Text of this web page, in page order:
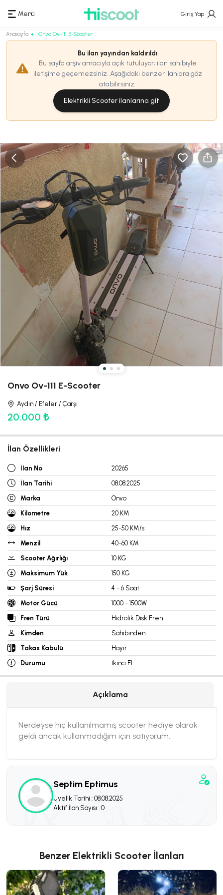
Menü Giriş Yap
Anasayfa Onvo Ov-111 E-Scooter
Bu ilan yayından kaldırıldı
Bu sayfa arşiv amacıyla açık tutuluyor; ilan sahibiyle
iletişime geçemezsiniz. Aşağıdaki benzer ilanlara göz
atabilirsiniz.
Elektrikli Scooter ilanlarına git
Onvo Ov-111 E-Scooter
Aydın / Efeler / Çarşı
20.000 ₺
İlan Özellikleri
İlan No
20265
İlan Tarihi
08.08.2025
Marka
Onvo
Kilometre
20 KM
Hız
25-50 KM/s
Menzil
40-60 KM
Scooter Ağırlığı
10 KG
Maksimum Yük
150 KG
Şarj Süresi
4 - 6 Saat
Motor Gücü
1000 - 1500W
Fren Türü
Hidrolik Disk Fren
Kimden
Sahibinden
Takas Kabulü
Hayır
Durumu
İkinci El
Septim Eptimus
Üyelik Tarihi : 08.08.2025
Aktif İlan Sayısı : 0
Açıklama
Nerdeyse hiç kullanılmamış scooter hediye olarak
geldi ancak kullanmadığım için satıyorum.
Benzer Elektrikli Scooter İlanları